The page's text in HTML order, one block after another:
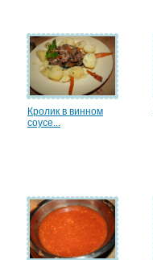
Кролик в винном
соусе...